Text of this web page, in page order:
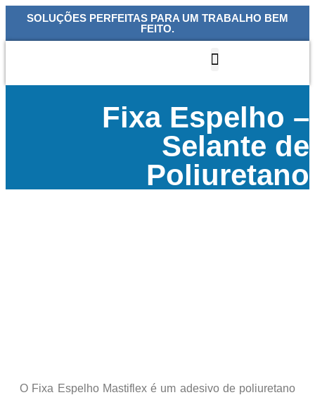
SOLUÇÕES PERFEITAS PARA UM TRABALHO BEM
FEITO.
Fixa Espelho –
Selante de
Poliuretano
O Fixa Espelho Mastiflex é um adesivo de poliuretano